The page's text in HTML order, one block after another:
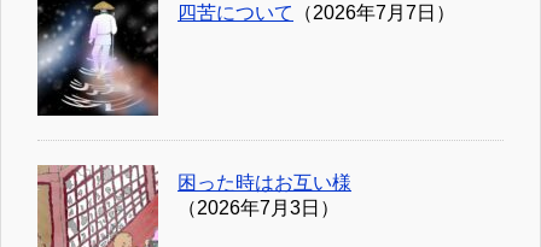
四苦について （2026年7月7日）
困った時はお互い様
（2026年7月3日）